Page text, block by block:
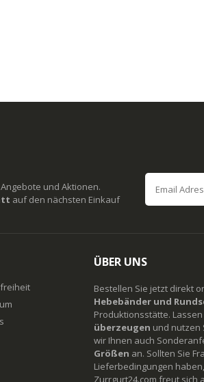
und Aktionen.
auf den nächsten Einkauf
ÜBER UNS
Bestellen Sie jetzt direkt
Hebebänder und
Produktionsstätte.
überzeugen und nutzen
wir Ihnen auch
Größen an. Sollten Sie
Lieferbedingungen
Zurrgurt24.com freut sich